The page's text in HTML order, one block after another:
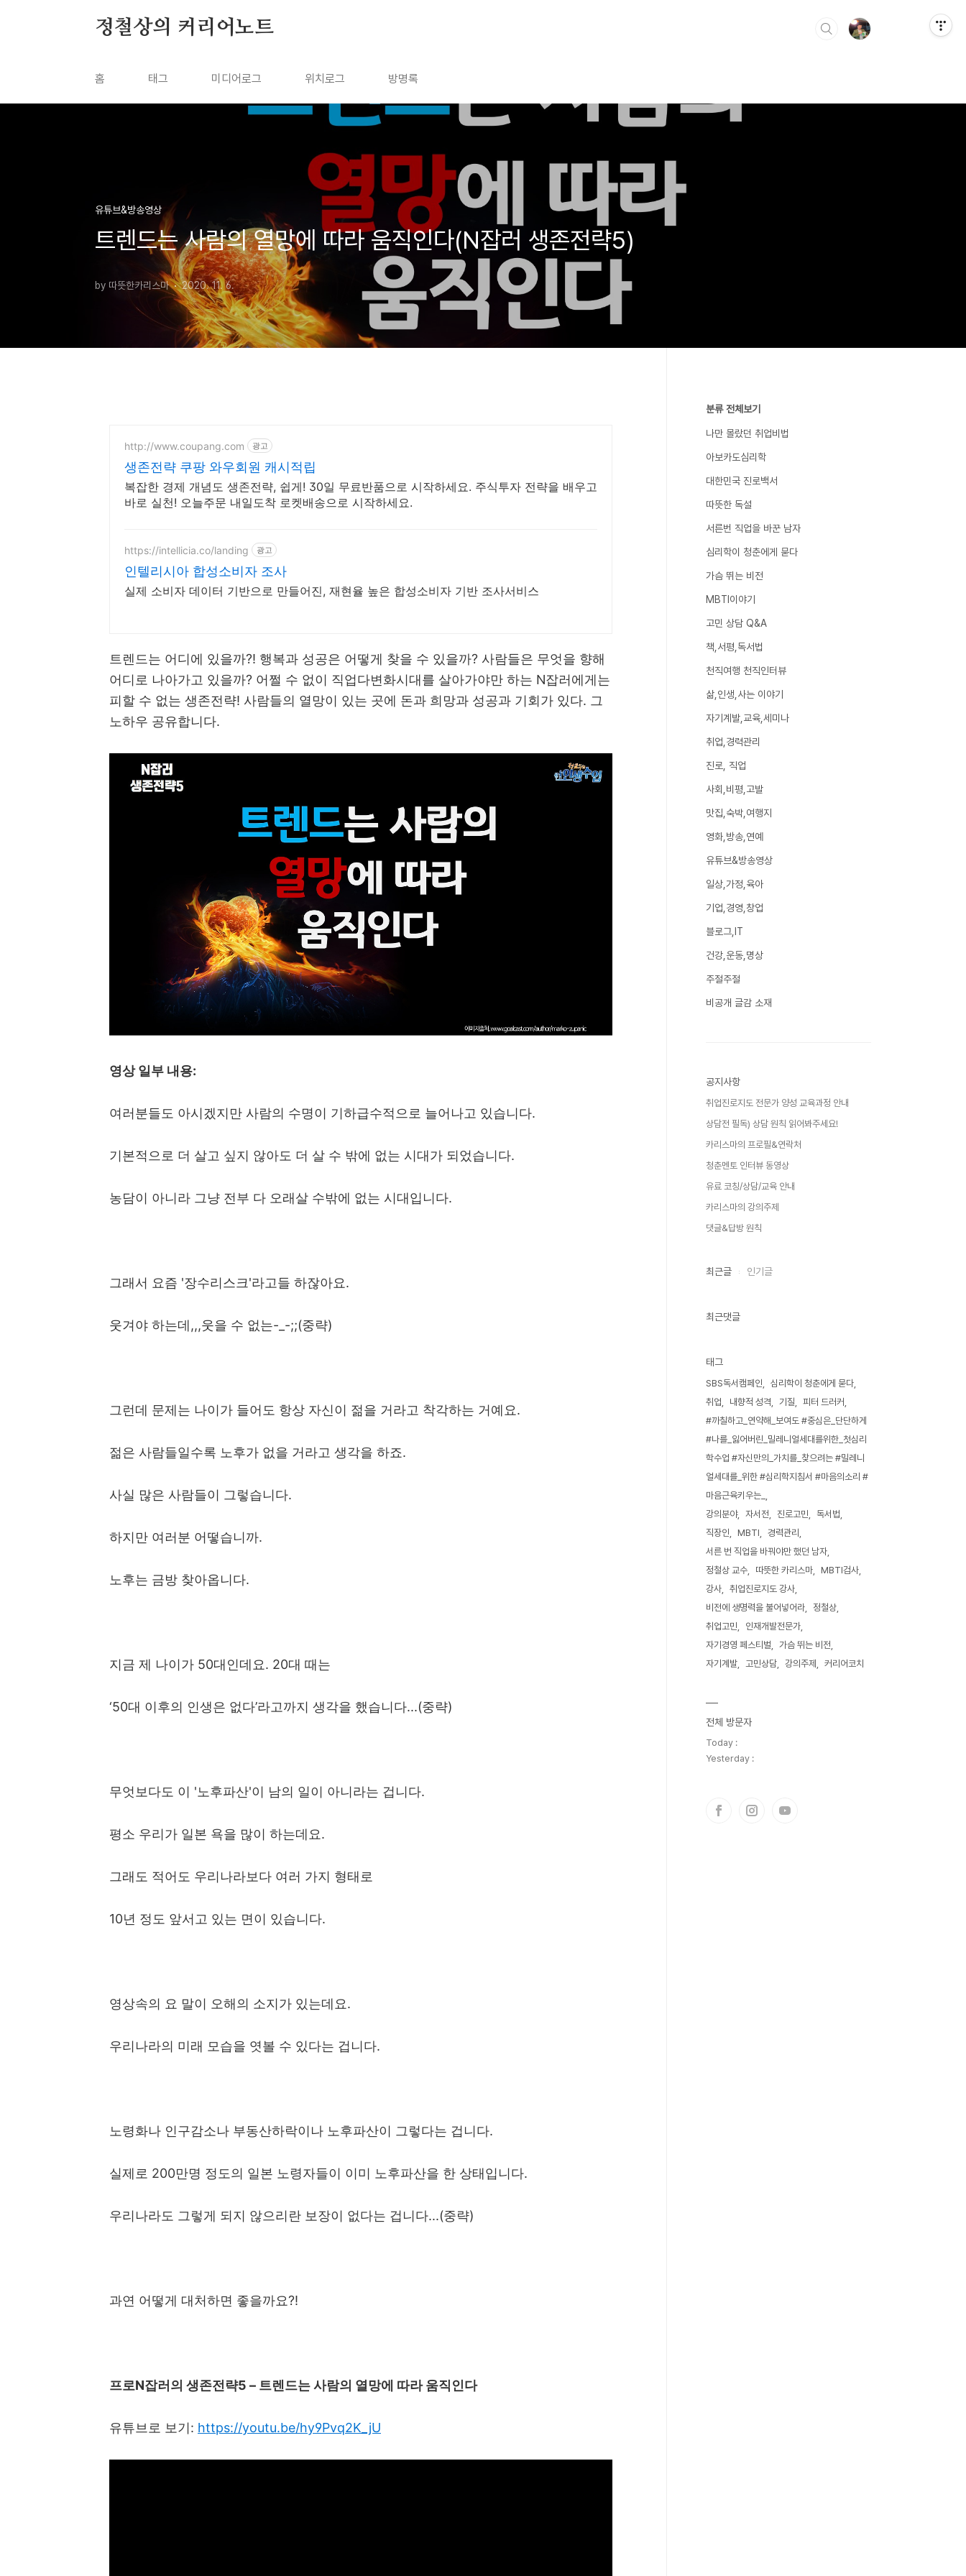
정철상의 커리어노트
홈 태그 미디어로그 위치로그 방명록
유튜브&방송영상
트렌드는 사람의 열망에 따라 움직인다(N잡러 생존전략5)
by 따뜻한카리스마 2020. 11. 6.
http://www.coupang.com 광고
생존전략 쿠팡 와우회원 캐시적립
복잡한 경제 개념도 생존전략, 쉽게! 30일 무료반품으로 시작하세요. 주식투자 전략을 배우고
바로 실천! 오늘주문 내일도착 로켓배송으로 시작하세요.
https://intellicia.co/landing 광고
인텔리시아 합성소비자 조사
실제 소비자 데이터 기반으로 만들어진, 재현율 높은 합성소비자 기반 조사서비스
트렌드는 어디에 있을까?! 행복과 성공은 어떻게 찾을 수 있을까? 사람들은 무엇을 향해
어디로 나아가고 있을까? 어쩔 수 없이 직업다변화시대를 살아가야만 하는 N잡러에게는
피할 수 없는 생존전략! 사람들의 열망이 있는 곳에 돈과 희망과 성공과 기회가 있다. 그
노하우 공유합니다.
영상 일부 내용:
여러분들도 아시겠지만 사람의 수명이 기하급수적으로 늘어나고 있습니다.
기본적으로 더 살고 싶지 않아도 더 살 수 밖에 없는 시대가 되었습니다.
농담이 아니라 그냥 전부 다 오래살 수밖에 없는 시대입니다.
그래서 요즘 '장수리스크'라고들 하잖아요.
웃겨야 하는데,,,웃을 수 없는-_-;;(중략)
그런데 문제는 나이가 들어도 항상 자신이 젊을 거라고 착각하는 거예요.
젊은 사람들일수록 노후가 없을 거라고 생각을 하죠.
사실 많은 사람들이 그렇습니다.
하지만 여러분 어떻습니까.
노후는 금방 찾아옵니다.
지금 제 나이가 50대인데요. 20대 때는
‘50대 이후의 인생은 없다’라고까지 생각을 했습니다...(중략)
무엇보다도 이 '노후파산'이 남의 일이 아니라는 겁니다.
평소 우리가 일본 욕을 많이 하는데요.
그래도 적어도 우리나라보다 여러 가지 형태로
10년 정도 앞서고 있는 면이 있습니다.
영상속의 요 말이 오해의 소지가 있는데요.
우리나라의 미래 모습을 엿볼 수 있다는 겁니다.
노령화나 인구감소나 부동산하락이나 노후파산이 그렇다는 겁니다.
실제로 200만명 정도의 일본 노령자들이 이미 노후파산을 한 상태입니다.
우리나라도 그렇게 되지 않으리란 보장이 없다는 겁니다...(중략)
과연 어떻게 대처하면 좋을까요?!
프로N잡러의 생존전략5 – 트렌드는 사람의 열망에 따라 움직인다
유튜브로 보기: https://youtu.be/hy9Pvq2K_jU
분류 전체보기
나만 몰랐던 취업비법
아보카도심리학
대한민국 진로백서
따뜻한 독설
서른번 직업을 바꾼 남자
심리학이 청춘에게 묻다
가슴 뛰는 비전
MBTI이야기
고민 상담 Q&A
책,서평,독서법
천직여행 천직인터뷰
삶,인생,사는 이야기
자기계발,교육,세미나
취업,경력관리
진로, 직업
사회,비평,고발
맛집,숙박,여행지
영화,방송,연예
유튜브&방송영상
일상,가정,육아
기업,경영,창업
블로그,IT
건강,운동,명상
주절주절
비공개 글감 소재
공지사항
취업진로지도 전문가 양성 교육과정 안내
상담전 필독) 상담 원칙 읽어봐주세요!
카리스마의 프로필&연락처
청춘멘토 인터뷰 동영상
유료 코칭/상담/교육 안내
카리스마의 강의주제
댓글&답방 원칙
최근글 인기글
최근댓글
태그
SBS독서캠페인
심리학이 청춘에게 묻다
취업
내향적 성격 기질
피터 드러커
#까칠하고_연약해_보여도 #중심은_단단하게
#나를_잃어버린_밀레니얼세대를위한_첫심리
학수업 #자신만의_가치를_찾으려는 #밀레니
얼세대를_위한 #심리학지침서 #마음의소리 #
마음근육키우는_
강의분야
자서전 진로고민
독서법
직장인
MBTI
경력관리
서른 번 직업을 바꿔야만 했던 남자
정철상 교수
따뜻한 카리스마
MBTI검사
강사
취업진로지도 강사
비전에 생명력을 불어넣어라
정철상
취업고민
인재개발전문가
자기경영 페스티벌
가슴 뛰는 비전
자기계발
고민상담 강의주제 커리어코치
전체 방문자
Today :
Yesterday :